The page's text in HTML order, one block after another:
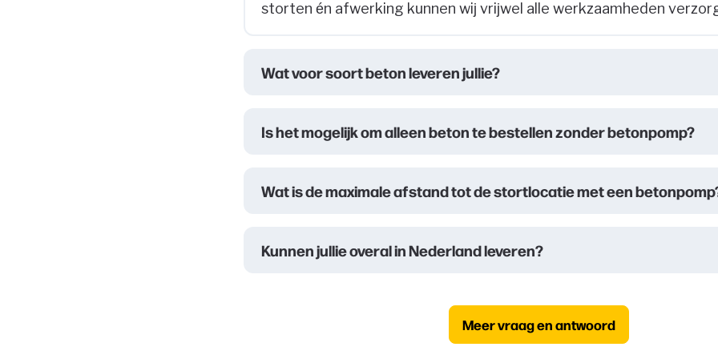
storten én afwerking kunnen wij vrijwel alle werkzaamheden
Wat voor soort beton leveren jullie?
Is het mogelijk om alleen beton te bestellen zonder betonpomp?
Wat is de maximale afstand tot de stortlocatie met een
Kunnen jullie overal in Nederland leveren?
Meer vraag en antwoord